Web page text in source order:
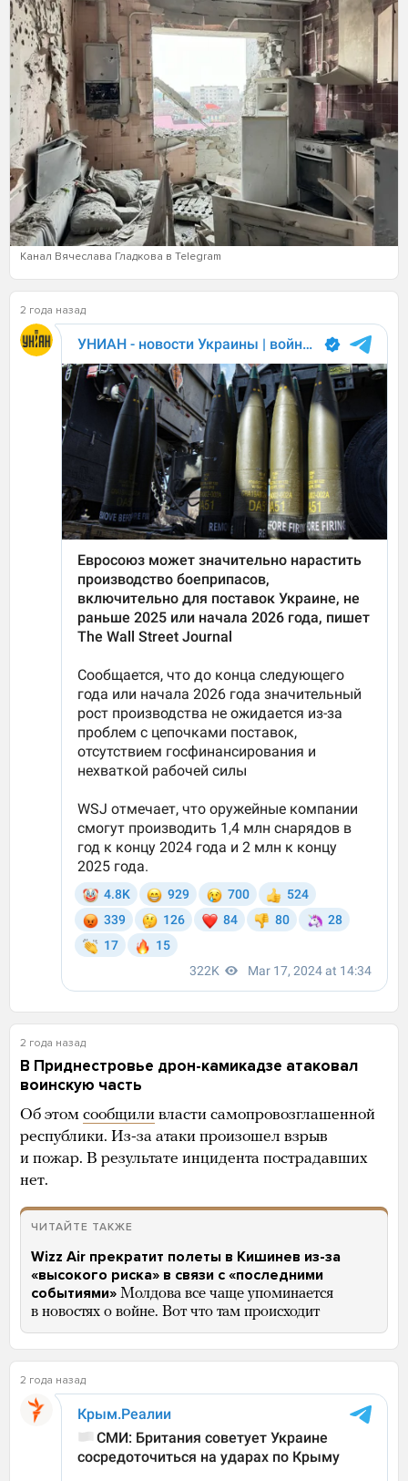
Канал Вячеслава Гладкова в Telegram
2 года назад
2 года назад
В Приднестровье дрон-камикадзе атаковал
воинскую часть
Об этом сообщили власти самопровозглашенной
республики. Из-за атаки произошел взрыв
и пожар. В результате инцидента пострадавших
нет.
ЧИТАЙТЕ ТАКЖЕ
Wizz Air прекратит полеты в Кишинев из-за
«высокого риска» в связи с «последними
событиями» Молдова все чаще упоминается
в новостях о войне. Вот что там происходит
2 года назад